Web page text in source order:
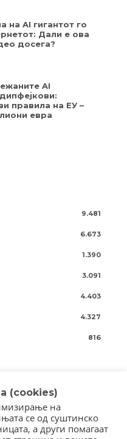
на AI гигантот го
Дали е ова
досега?
AI
правила на ЕУ –
евра
9.481
6.673
1.390
3.091
4.403
4.327
816
(cookies)
на
се од суштинско
а други помагаат